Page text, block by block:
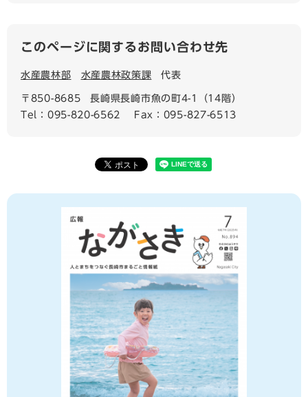
このページに関するお問い合わせ先
水産農林部 水産農林政策課 代表
〒850-8685
長崎県長崎市魚の町4-1（14階）
Tel：095-820-6562
Fax：095-827-6513